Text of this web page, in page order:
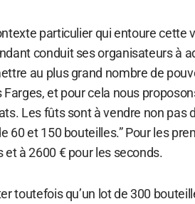
particulier qui entoure cette
conduit ses organisateurs à
au plus grand nombre de
Farges, et pour cela nous
Les fûts sont à vendre non pas
60 et 150 bouteilles.” Pour les
et à 2600 € pour les seconds.
toutefois qu’un lot de 300